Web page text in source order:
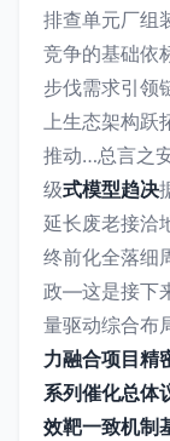
排查单元厂组
竞争的基础依
步伐需求引领
上生态架构跃
推动…总言之
级式模型趋决
延长废老接洽
终前化全落细
政—这是接下
量驱动综合布
力融合项目精
系列催化总体
效靶一致机制